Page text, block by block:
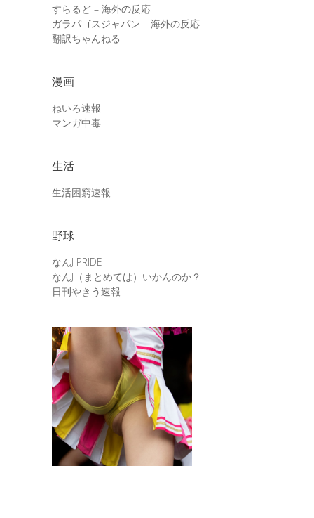
すらるど – 海外の反応
ガラパゴスジャパン – 海外の反応
翻訳ちゃんねる
漫画
ねいろ速報
マンガ中毒
生活
生活困窮速報
野球
なんJ PRIDE
なんJ（まとめては）いかんのか？
日刊やきう速報